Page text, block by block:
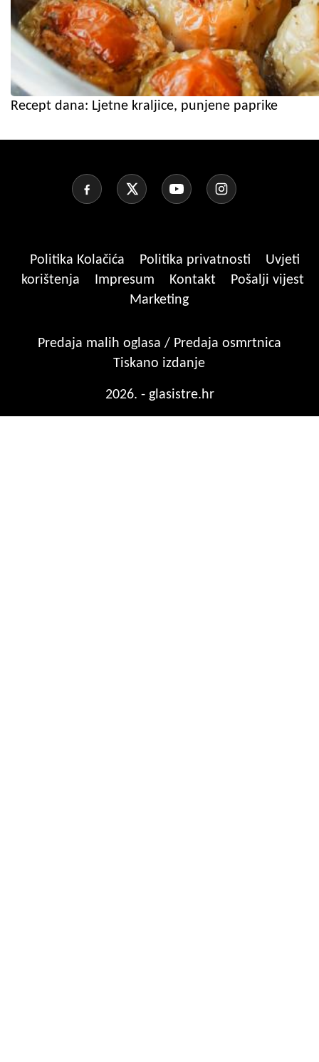
Recept dana: Ljetne kraljice, punjene paprike
Politika Kolačića Politika privatnosti
Uvjeti
korištenja
Impresum Kontakt
Pošalji vijest
Marketing
Predaja malih oglasa / Predaja osmrtnica
Tiskano izdanje
2026. - glasistre.hr